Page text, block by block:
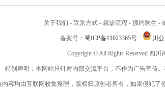
关于我们 - 联系方式 - 就诊流程 - 预约医生 -
备案号： 蜀ICP备11023365号 川
Copyright © All Rights Reserved 四
特别声明：本网站只针对内部交流平台，不作为广告宣传
容均由互联网收集整理，版权归原创者所有，如果侵犯了